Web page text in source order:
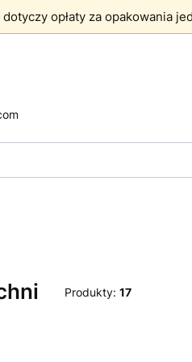
opłaty za opakowania
Produkty: 17